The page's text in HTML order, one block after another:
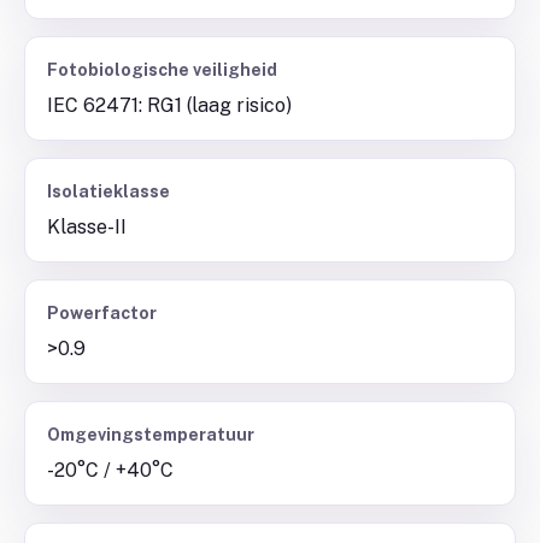
Fotobiologische veiligheid
IEC 62471: RG1 (laag risico)
Isolatieklasse
Klasse-II
Powerfactor
>0.9
Omgevingstemperatuur
-20°C / +40°C